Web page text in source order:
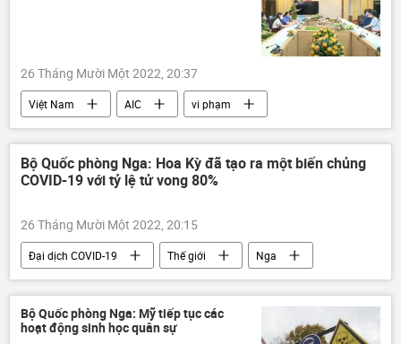
NATO
26 Tháng Mười Một 2022, 20:37
Việt Nam AIC
vi phạm
Pháp luật
Tòa án Hà Nội
Bộ Quốc phòng Nga: Hoa Kỳ đã tạo ra một biến chủng
COVID-19 với tỷ lệ tử vong 80%
26 Tháng Mười Một 2022, 20:15
Đại dịch COVID-19 Thế giới
Nga
Hoa Kỳ
Bộ Quốc phòng Nga
đe dọa
Lầu Năm Góc
Bộ Quốc phòng Nga: Mỹ tiếp tục các
hoạt động sinh học quân sự